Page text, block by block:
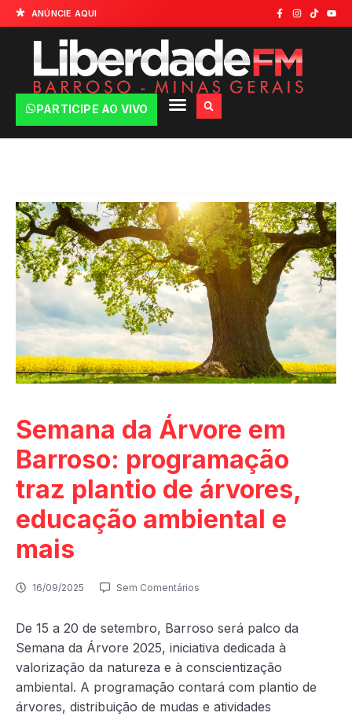
ANÚNCIE AQUI
PARTICIPE AO VIVO
Semana da Árvore em
Barroso: programação
traz plantio de árvores,
educação ambiental e
mais
16/09/2025 Sem Comentários
De 15 a 20 de setembro, Barroso será palco da
Semana da Árvore 2025, iniciativa dedicada à
valorização da natureza e à conscientização
ambiental. A programação contará com plantio de
árvores, distribuição de mudas e atividades